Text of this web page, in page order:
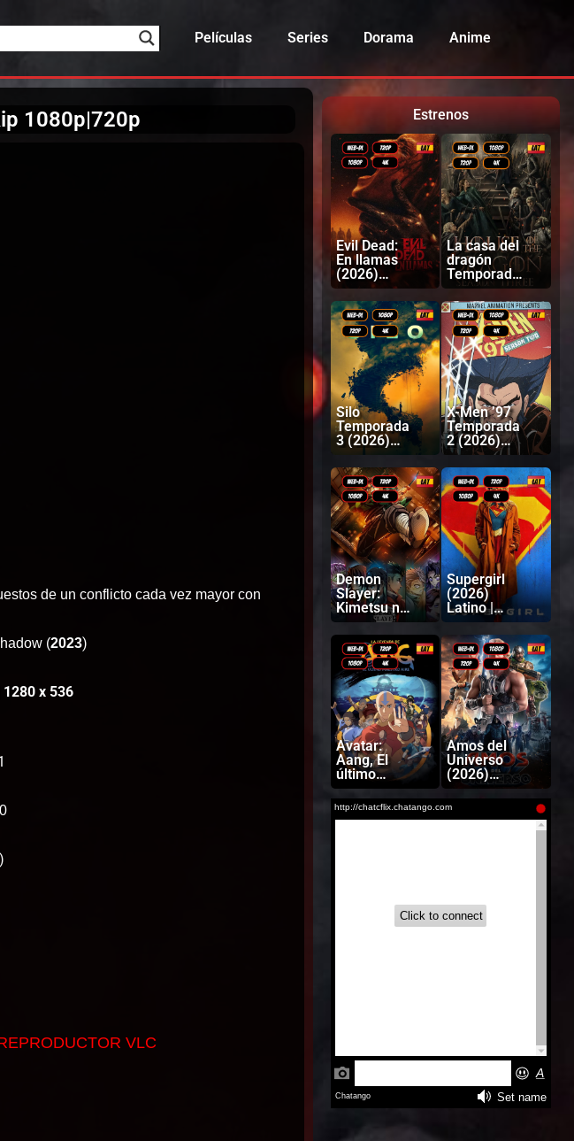
Películas Series Dorama Anime
1080p|720p
de un conflicto cada vez mayor con
(2023)
1280 x 536
VLC
Estrenos
Evil Dead:
En llamas
(2026)
Latino |
Inglés
La casa del
dragón
Temporada
3 (2026)
Latino |
Ingles
Silo
Temporada
3 (2026)
Latino |
Inglés
X-Men ’97
Temporada
2 (2026)
Latino |
Inglés
Demon
Slayer:
Kimetsu no
Yaiba
Castillo
infinito
(2025)
Latino |
Japonés
Supergirl
(2026)
Latino |
Inglés
Avatar:
Aang, El
último
Maestro
Aire (2026)
Latino |
Amos del
Universo
(2026)
Latino |
Inglés